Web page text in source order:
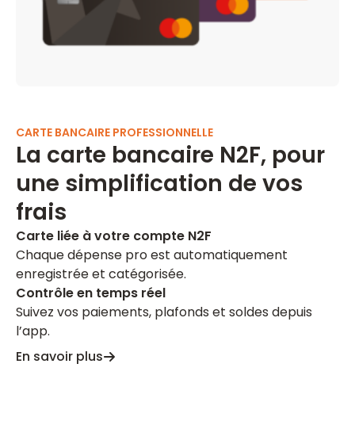
CARTE BANCAIRE PROFESSIONNELLE
La carte bancaire N2F, pour
une simplification de vos
frais
Carte liée à votre compte N2F
Chaque dépense pro est automatiquement
enregistrée et catégorisée.
Contrôle en temps réel
Suivez vos paiements, plafonds et soldes depuis
l’app.
En savoir plus